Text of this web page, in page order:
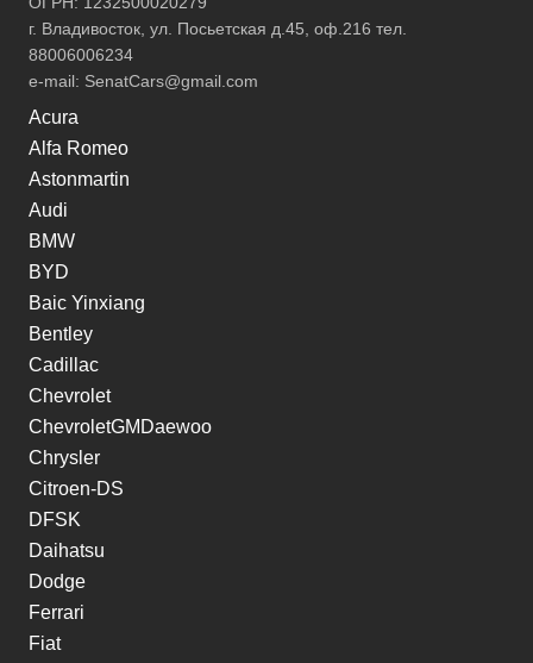
г. Владивосток, ул. Посьетская д.45, оф.216 тел.
88006006234
e-mail: SenatCars@gmail.com
Acura
Alfa Romeo
Astonmartin
Audi
BMW
BYD
Baic Yinxiang
Bentley
Cadillac
Chevrolet
ChevroletGMDaewoo
Chrysler
Citroen-DS
DFSK
Daihatsu
Dodge
Ferrari
Fiat